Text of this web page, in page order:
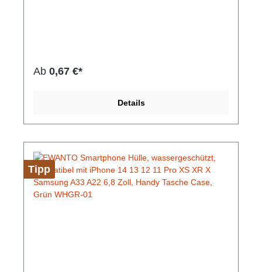
Material. Ihr Touchscreen kann natürlich auch mit
der Hülle bedient werden. Unsere Handyhüllen
Schutz vor Sand, Schmutz, Schnee oder
Ab 0,67 €*
Details
Tipp